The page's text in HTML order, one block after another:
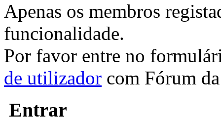
Apenas os membros
funcionalidade.
Por favor entre no
de utilizador com Fórum
Entrar